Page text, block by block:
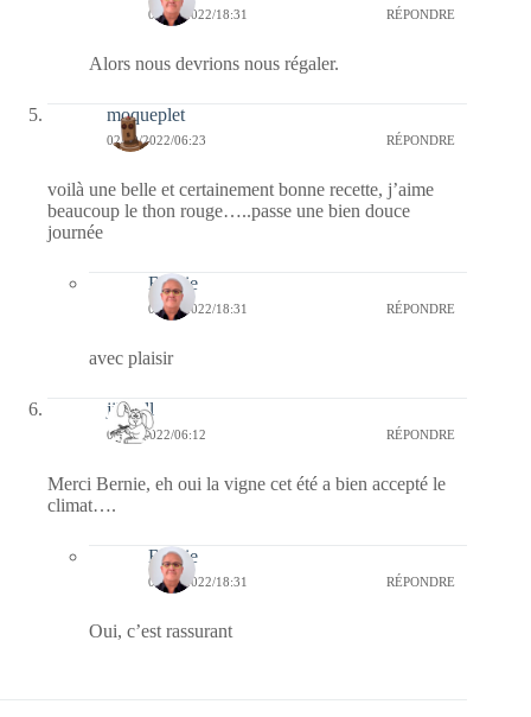
05/09/2022/18:31 RÉPONDRE
Alors nous devrions nous régaler.
moqueplet
02/09/2022/06:23 RÉPONDRE
voilà une belle et certainement bonne recette, j’aime
beaucoup le thon rouge…..passe une bien douce
journée
Bernie
05/09/2022/18:31 RÉPONDRE
avec plaisir
jill bill
02/09/2022/06:12 RÉPONDRE
Merci Bernie, eh oui la vigne cet été a bien accepté le
climat….
Bernie
05/09/2022/18:31 RÉPONDRE
Oui, c’est rassurant